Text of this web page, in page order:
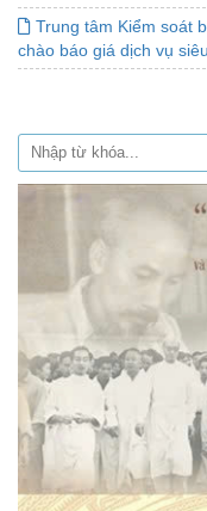
Trung tâm Kiểm soát
chào báo giá dịch vụ